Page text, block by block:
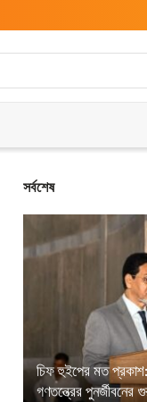
সর্বশেষ
চিফ হুইপের মত
গণতন্ত্রের পুনর্জীবনের